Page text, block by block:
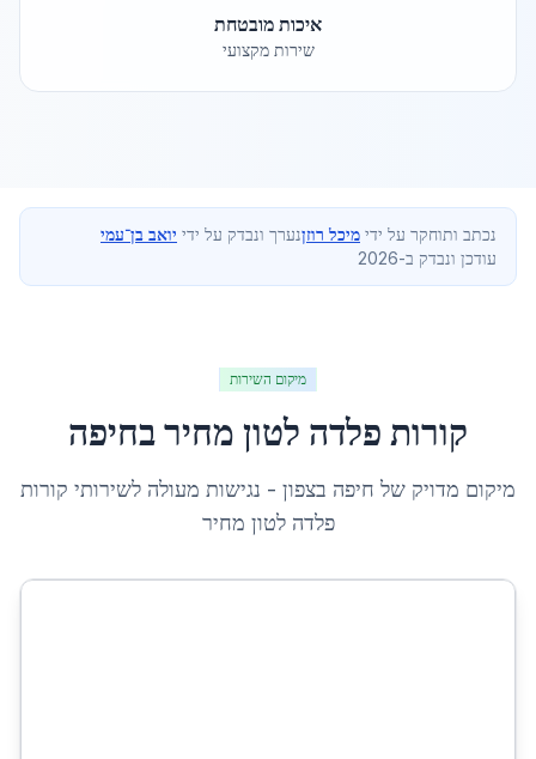
איכות מובטחת
שירות מקצועי
נכתב ותוחקר על ידי מיכל רוזןנערך ונבדק על ידי יואב בן־עמי
עודכן ונבדק ב-2026
מיקום השירות
קורות פלדה לטון מחירבחיפה
מיקום מדויק של חיפה בצפון - נגישות מעולה לשירותי קורות
פלדה לטון מחיר